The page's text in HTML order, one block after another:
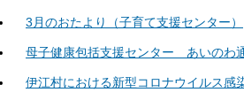
3月のおたより（子育て支援センター）
母子健康包括支援センター あいのわ
伊江村における新型コロナウイルス感